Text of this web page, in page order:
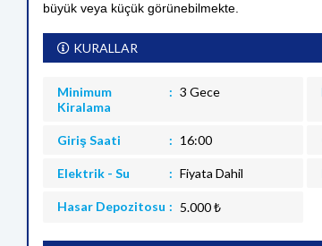
büyük veya küçük görünebilmekte.
KURALLAR
Minimum
Kiralama
3 Gece
Giriş Saati 16:00
Elektrik - Su Fiyata Dahil
Hasar Depozitosu 5.000 ₺